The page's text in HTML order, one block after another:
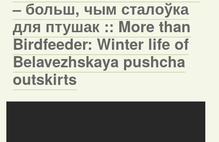
– больш, чым сталоўка
для птушак :: More than
Birdfeeder: Winter life of
Belavezhskaya pushcha
outskirts